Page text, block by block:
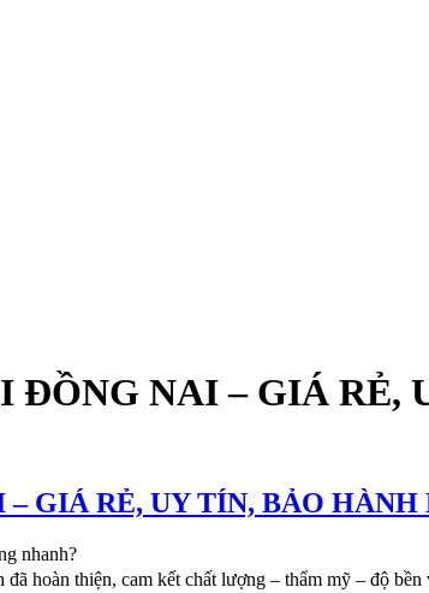
NAI – GIÁ RẺ,
GIÁ RẺ, UY TÍN, BẢO HÀNH
nhanh?
hoàn thiện, cam kết chất lượng – thẩm mỹ – độ bền